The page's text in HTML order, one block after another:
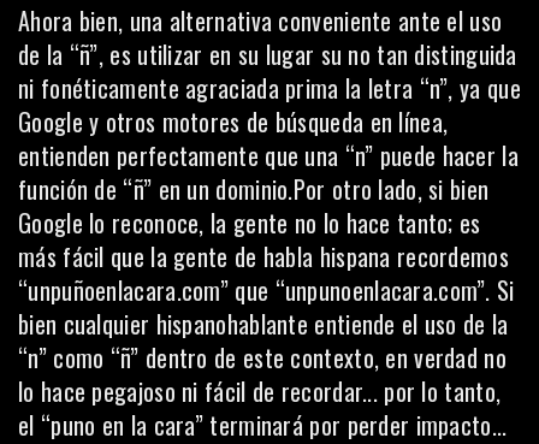
Ahora bien, una alternativa conveniente ante el uso
de la “ñ”, es utilizar en su lugar su no tan distinguida
ni fonéticamente agraciada prima la letra “n”, ya que
Google y otros motores de búsqueda en línea,
entienden perfectamente que una “n” puede hacer la
función de “ñ” en un dominio.Por otro lado, si bien
Google lo reconoce, la gente no lo hace tanto; es
más fácil que la gente de habla hispana recordemos
“unpuñoenlacara.com” que “unpunoenlacara.com”. Si
bien cualquier hispanohablante entiende el uso de la
“n” como “ñ” dentro de este contexto, en verdad no
lo hace pegajoso ni fácil de recordar... por lo tanto,
el “puno en la cara” terminará por perder impacto...